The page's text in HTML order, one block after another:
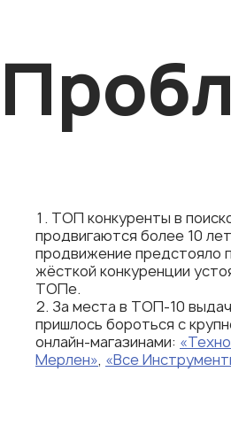
ТОП конкуренты в
продвигаются более 10
продвижение предстояло
жёсткой конкуренции
ТОПе.
За места в ТОП-10
пришлось бороться с
онлайн-магазинами:
Мерлен», «Все